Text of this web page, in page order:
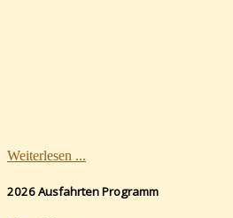
Weiterlesen ...
2026 Ausfahrten Programm